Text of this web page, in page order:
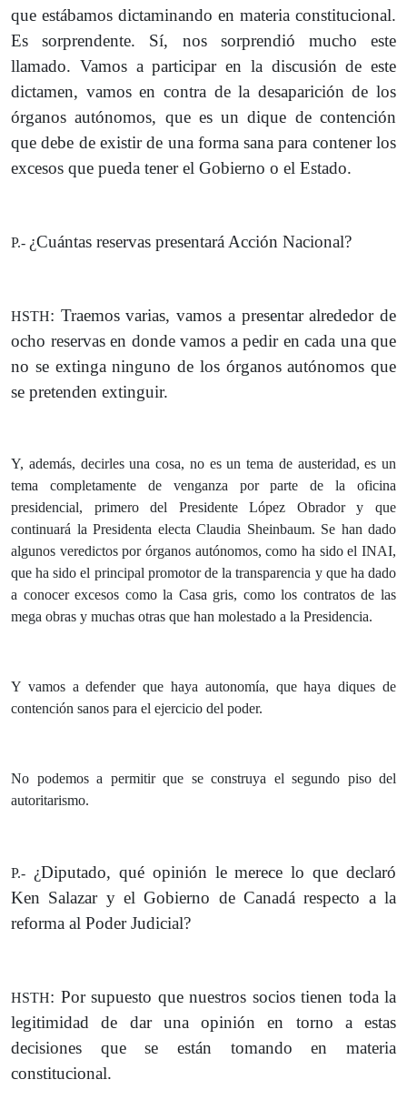
que estábamos dictaminando en materia constitucional.
Es sorprendente. Sí, nos sorprendió mucho este
llamado. Vamos a participar en la discusión de este
dictamen, vamos en contra de la desaparición de los
órganos autónomos, que es un dique de contención
que debe de existir de una forma sana para contener los
excesos que pueda tener el Gobierno o el Estado.
P.- ¿Cuántas reservas presentará Acción Nacional?
HSTH: Traemos varias, vamos a presentar alrededor de
ocho reservas en donde vamos a pedir en cada una que
no se extinga ninguno de los órganos autónomos que
se pretenden extinguir.
Y, además, decirles una cosa, no es un tema de austeridad, es un
tema completamente de venganza por parte de la oficina
presidencial, primero del Presidente López Obrador y que
continuará la Presidenta electa Claudia Sheinbaum. Se han dado
algunos veredictos por órganos autónomos, como ha sido el INAI,
que ha sido el principal promotor de la transparencia y que ha dado
a conocer excesos como la Casa gris, como los contratos de las
mega obras y muchas otras que han molestado a la Presidencia.
Y vamos a defender que haya autonomía, que haya diques de
contención sanos para el ejercicio del poder.
No podemos a permitir que se construya el segundo piso del
autoritarismo.
P.- ¿Diputado, qué opinión le merece lo que declaró
Ken Salazar y el Gobierno de Canadá respecto a la
reforma al Poder Judicial?
HSTH: Por supuesto que nuestros socios tienen toda la
legitimidad de dar una opinión en torno a estas
decisiones que se están tomando en materia
constitucional.